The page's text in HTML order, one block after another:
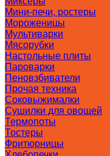
Мини-печи, ростеры
Мороженицы
Мультиварки
Мясорубки
Настольные плиты
Пароварки
Пеновзбиватели
Прочая техника
Соковыжималки
Сушилки для овощей
Термопоты
Тостеры
Фритюрницы